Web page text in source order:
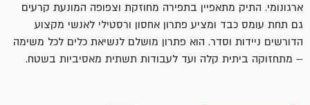
ארגונומי. התיק מתאפיין בתפירה מחוזקת וצפופה המונעת קרעים
גם תחת עומס כבד ומציע פתרון אחסון ורסטילי לאנשי מקצוע
הדורשים ניידות וסדר. הוא פתרון מושלם לנשיאת כלים לכל משימה
– מתחזוקה ביתית קלה ועד לעבודות תשתית מאסיביות בשטח.